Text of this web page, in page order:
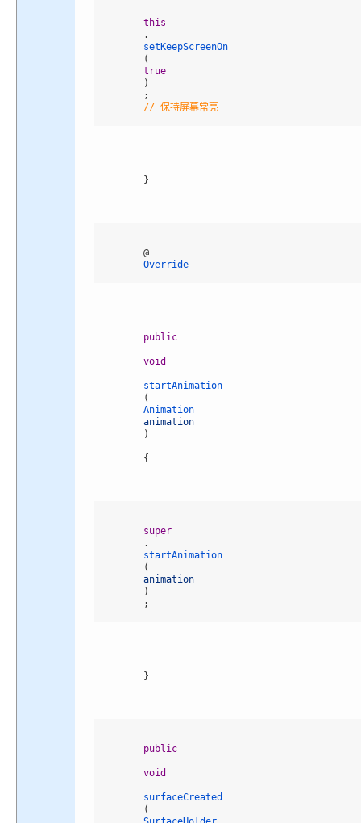
this
.
setKeepScreenOn
(
true
)
;
// 保持屏幕常亮
}
@
Override
public
void
startAnimation
(
Animation
animation
)
{
super
.
startAnimation
(
animation
)
;
}
public
void
surfaceCreated
(